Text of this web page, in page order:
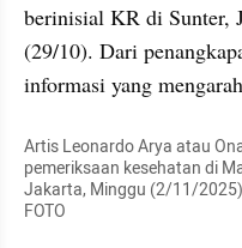
berinisial KR di Sunter,
(29/10). Dari
informasi yang
Artis Leonardo Arya atau
pemeriksaan kesehatan di
Jakarta, Minggu (2/11/
FOTO